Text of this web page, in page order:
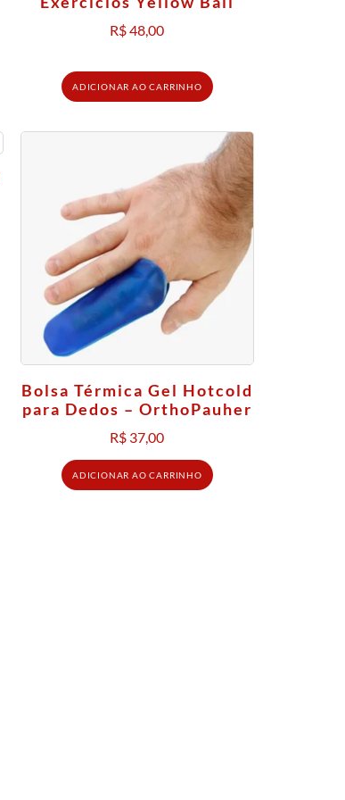
R$48,00
ADICIONAR AO CARRINHO
Bolsa Térmica Gel Hotcold
para Dedos – OrthoPauher
R$ 37,00
ADICIONAR AO CARRINHO